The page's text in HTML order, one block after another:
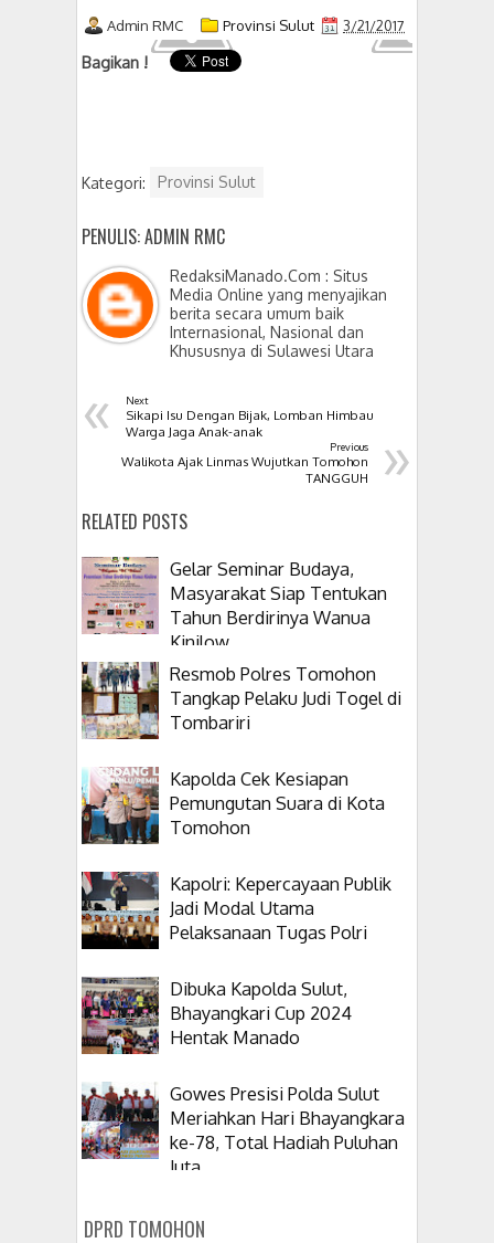
Admin RMC Provinsi Sulut 3/21/2017
Bagikan !
Kategori: Provinsi Sulut
PENULIS: ADMIN RMC
RedaksiManado.Com : Situs
Media Online yang menyajikan
berita secara umum baik
Internasional, Nasional dan
Khususnya di Sulawesi Utara
« Next
Sikapi Isu Dengan Bijak, Lomban Himbau
Warga Jaga Anak-anak
»
Previous
Walikota Ajak Linmas Wujutkan Tomohon
TANGGUH
RELATED POSTS
Gelar Seminar Budaya,
Masyarakat Siap Tentukan
Tahun Berdirinya Wanua
Kinilow
Resmob Polres Tomohon
Tangkap Pelaku Judi Togel di
Tombariri
Kapolda Cek Kesiapan
Pemungutan Suara di Kota
Tomohon
Kapolri: Kepercayaan Publik
Jadi Modal Utama
Pelaksanaan Tugas Polri
Dibuka Kapolda Sulut,
Bhayangkari Cup 2024
Hentak Manado
Gowes Presisi Polda Sulut
Meriahkan Hari Bhayangkara
ke-78, Total Hadiah Puluhan
Juta
DPRD TOMOHON